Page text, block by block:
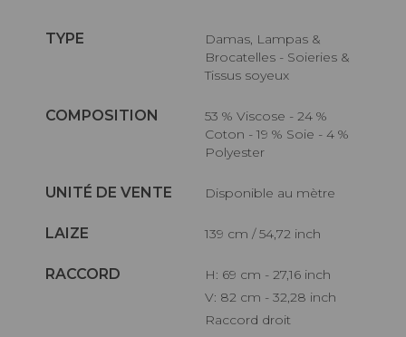
TYPE
Damas, Lampas &
Brocatelles - Soieries &
Tissus soyeux
COMPOSITION
53 % Viscose - 24 %
Coton - 19 % Soie - 4 %
Polyester
UNITÉ DE VENTE Disponible au mètre
LAIZE 139 cm / 54,72 inch
RACCORD
H: 69 cm - 27,16 inch
V: 82 cm - 32,28 inch
Raccord droit